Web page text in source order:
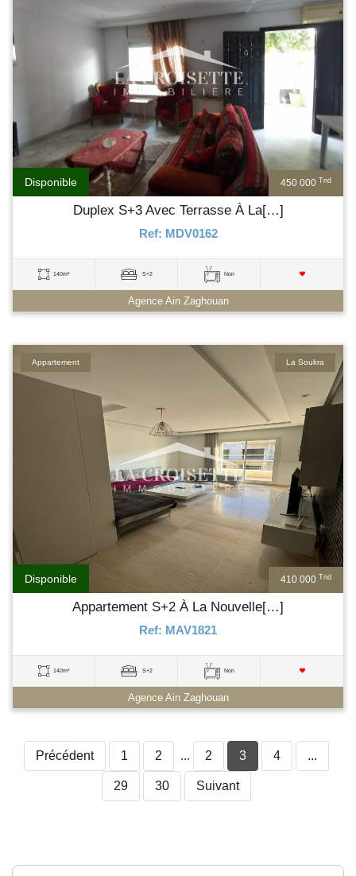
450 000 Tnd
Disponible
Duplex S+3 Avec Terrasse À La[…]
Ref: MDV0162
140m² S+2 Non
Agence Ain Zaghouan
410 000 Tnd
Disponible
La Soukra
Appartement
Appartement S+2 À La Nouvelle[…]
Ref: MAV1821
140m² S+2 Non
Agence Ain Zaghouan
Précédent 1 2 ... 2 3 4 ...
29 30 Suivant